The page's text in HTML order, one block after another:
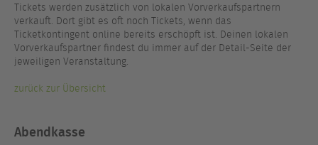
Tickets werden zusätzlich von lokalen Vorverkaufspartnern
verkauft. Dort gibt es oft noch Tickets, wenn das
Ticketkontingent online bereits erschöpft ist. Deinen lokalen
Vorverkaufspartner findest du immer auf der Detail-Seite der
jeweiligen Veranstaltung.
zurück zur Übersicht
Abendkasse